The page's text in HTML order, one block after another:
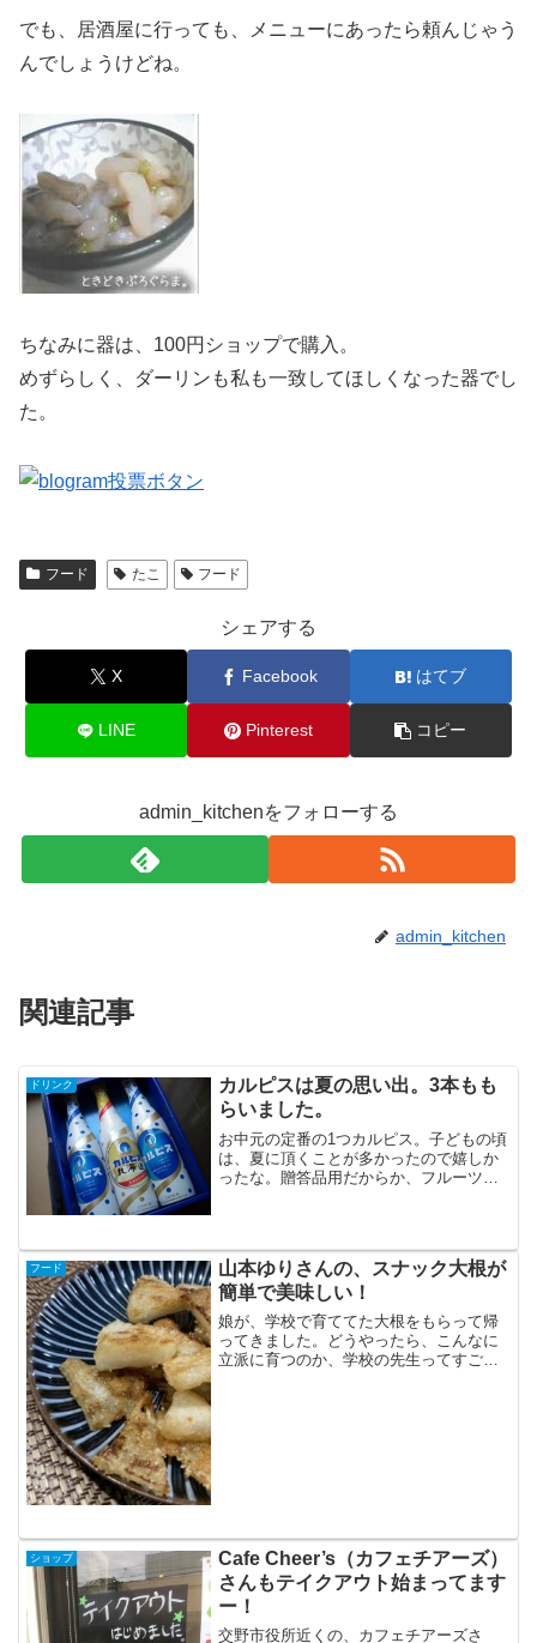
でも、居酒屋に行っても、メニューにあったら頼んじゃう
んでしょうけどね。
ちなみに器は、100円ショップで購入。
めずらしく、ダーリンも私も一致してほしくなった器でし
た。
フード たこ フード
シェアする
X Facebook はてブ
LINE Pinterest コピー
admin_kitchenをフォローする
admin_kitchen
関連記事
ドリンク
カルピスは夏の思い出。3本もも
らいました。
お中元の定番の1つカルピス。子どもの頃
は、夏に頂くことが多かったので嬉しか
ったな。贈答品用だからか、フルーツカ
んでいなかったのですが。
フード
山本ゆりさんの、スナック大根が
簡単で美味しい！
娘が、学校で育ててた大根をもらって帰
ってきました。どうやったら、こんなに
立派に育つのか、学校の先生ってすごい
ショップ
Cafe Cheer’s（カフェチアーズ）
さんもテイクアウト始まってます
ー！
交野市役所近くの、カフェチアーズさ